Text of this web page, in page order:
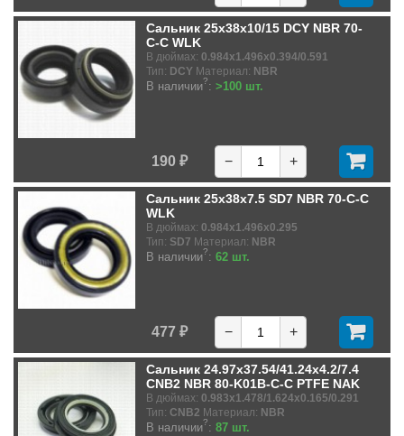
Сальник 25x38x10/15 DCY NBR 70-
C-C WLK
В дюймах: 0.984x1.496x0.394/0.591
Тип: DCY Материал: NBR
В наличии?: >100 шт.
190 ₽ − +
Сальник 25x38x7.5 SD7 NBR 70-C-C
WLK
В дюймах: 0.984x1.496x0.295
Тип: SD7 Материал: NBR
В наличии?: 62 шт.
477 ₽ − +
Сальник 24.97x37.54/41.24x4.2/7.4
CNB2 NBR 80-K01B-C-C PTFE NAK
В дюймах: 0.983x1.478/1.624x0.165/0.291
Тип: CNB2 Материал: NBR
В наличии?: 87 шт.